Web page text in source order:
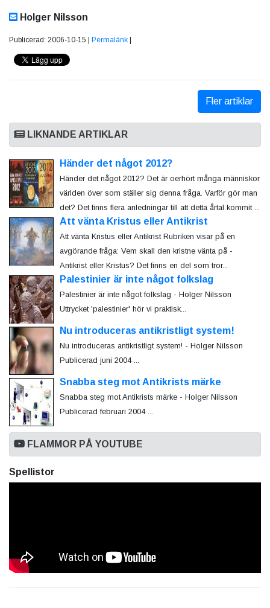
Holger Nilsson
Publicerad: 2006-10-15 | Permalänk
Fler artiklar
LIKNANDE ARTIKLAR
Händer det något 2012?
Händer det något 2012? Det är oerhört många människor
världen över som ställer sig denna fråga. Varför gör man
det? Det finns flera anledningar till att detta årtal kommit ...
Att vänta Kristus eller Antikrist
Att vänta Kristus eller Antikrist Rubriken visar på en
avgörande fråga: Vem skall den kristne vänta på -
Antikrist eller Kristus? Det finns en del som tror...
Palestinier är inte något folkslag
Palestinier är inte något folkslag - Holger Nilsson
Uttrycket 'palestinier' hör vi praktisk...
Nu introduceras antikristligt system!
Nu introduceras antikristligt system! - Holger Nilsson
Publicerad juni 2004 ...
Snabba steg mot Antikrists märke
Snabba steg mot Antikrists märke - Holger Nilsson
Publicerad februari 2004 ...
FLAMMOR PÅ YOUTUBE
Spellistor